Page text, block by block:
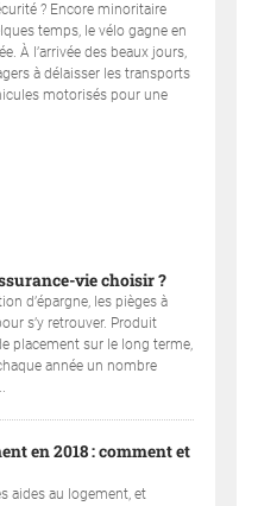
? Encore minoritaire
temps, le vélo gagne en
À l’arrivée des beaux jours,
à délaisser les transports
motorisés pour une
vie choisir ?
d’épargne, les pièges à
s’y retrouver. Produit
placement sur le long terme,
année un nombre
en 2018 : comment et
aides au logement, et